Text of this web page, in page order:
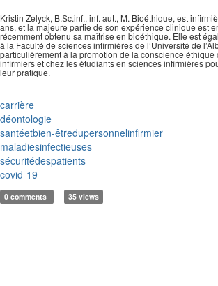
Kristin Zelyck, B.Sc.inf., inf. aut., M. Bioéthique, est
ans, et la majeure partie de son expérience clinique est
récemment obtenu sa maîtrise en bioéthique. Elle est
à la Faculté de sciences infirmières de l’Université de
particulièrement à la promotion de la conscience éthique
infirmiers et chez les étudiants en sciences infirmières
leur pratique.
carrière
déontologie
santéetbien-êtredupersonnelinfirmier
maladiesinfectieuses
sécuritédespatients
covid-19
0 comments 35 views